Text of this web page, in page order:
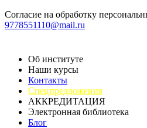
Согласие на обработку
9778551110@mail.ru
Об институте
Наши курсы
Контакты
Спецпредложения
АККРЕДИТАЦИЯ
Электронная библиотека
Блог